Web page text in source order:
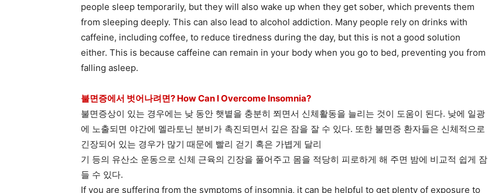
people sleep temporarily, but they will also wake up when they get sober, which prevents them
from sleeping deeply. This can also lead to alcohol addiction. Many people rely on drinks with
caffeine, including coffee, to reduce tiredness during the day, but this is not a good solution
either. This is because caffeine can remain in your body when you go to bed, preventing you from
falling asleep.
불면증에서 벗어나려면? How Can I Overcome Insomnia?
불면증상이 있는 경우에는 낮 동안 햇볕을 충분히 쬐면서 신체활동을 늘리는 것이 도움이 된다. 낮에 일광
에 노출되면 야간에 멜라토닌 분비가 촉진되면서 깊은 잠을 잘 수 있다. 또한 불면증 환자들은 신체적으로
긴장되어 있는 경우가 많기 때문에 빨리 걷기 혹은 가볍게 달리
기 등의 유산소 운동으로 신체 근육의 긴장을 풀어주고 몸을 적당히 피로하게 해 주면 밤에 비교적 쉽게 잠
들 수 있다.
If you are suffering from the symptoms of insomnia, it can be helpful to get plenty of exposure to